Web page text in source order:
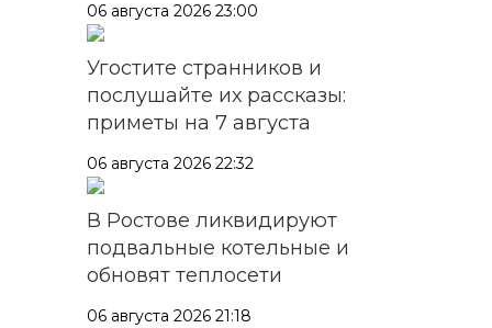
06 августа 2026 23:00
Угостите странников и
послушайте их рассказы:
приметы на 7 августа
06 августа 2026 22:32
В Ростове ликвидируют
подвальные котельные и
обновят теплосети
06 августа 2026 21:18